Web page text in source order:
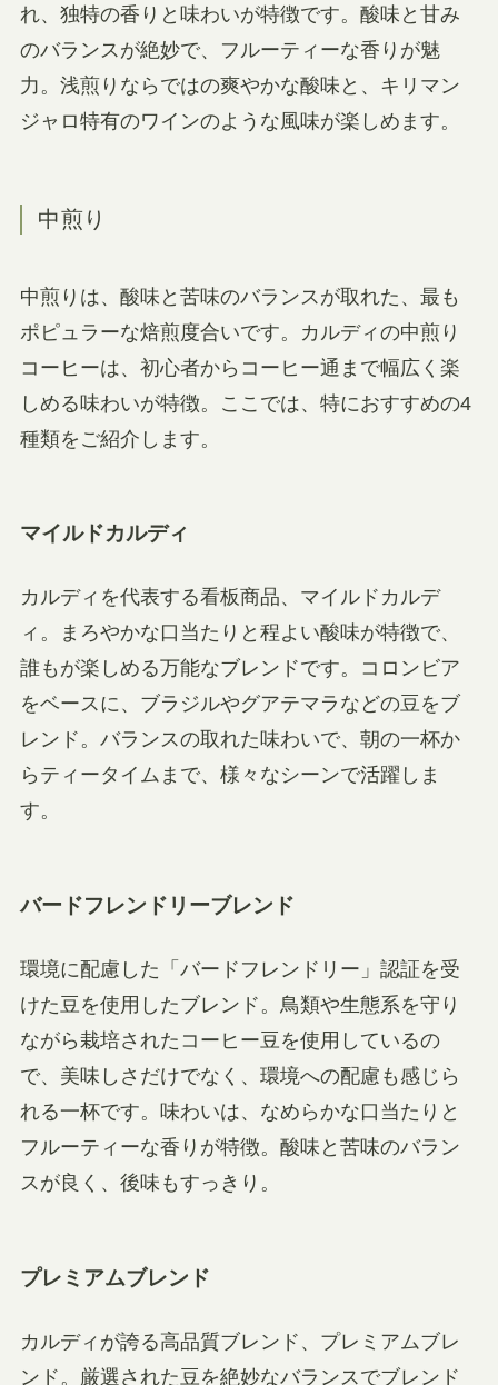
れ、独特の香りと味わいが特徴です。酸味と甘み
のバランスが絶妙で、フルーティーな香りが魅
力。浅煎りならではの爽やかな酸味と、キリマン
ジャロ特有のワインのような風味が楽しめます。
中煎り
中煎りは、酸味と苦味のバランスが取れた、最も
ポピュラーな焙煎度合いです。カルディの中煎り
コーヒーは、初心者からコーヒー通まで幅広く楽
しめる味わいが特徴。ここでは、特におすすめの4
種類をご紹介します。
マイルドカルディ
カルディを代表する看板商品、マイルドカルデ
ィ。まろやかな口当たりと程よい酸味が特徴で、
誰もが楽しめる万能なブレンドです。コロンビア
をベースに、ブラジルやグアテマラなどの豆をブ
レンド。バランスの取れた味わいで、朝の一杯か
らティータイムまで、様々なシーンで活躍しま
す。
バードフレンドリーブレンド
環境に配慮した「バードフレンドリー」認証を受
けた豆を使用したブレンド。鳥類や生態系を守り
ながら栽培されたコーヒー豆を使用しているの
で、美味しさだけでなく、環境への配慮も感じら
れる一杯です。味わいは、なめらかな口当たりと
フルーティーな香りが特徴。酸味と苦味のバラン
スが良く、後味もすっきり。
プレミアムブレンド
カルディが誇る高品質ブレンド、プレミアムブレ
ンド。厳選された豆を絶妙なバランスでブレンド